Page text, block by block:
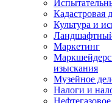
Кадастровая
Культура и
Маркетинг
изыскания
Музейное
Налоги и